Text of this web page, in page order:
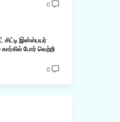
0
சிட்டி இன்ஸ்பயர்
போர் வெற்றி
0